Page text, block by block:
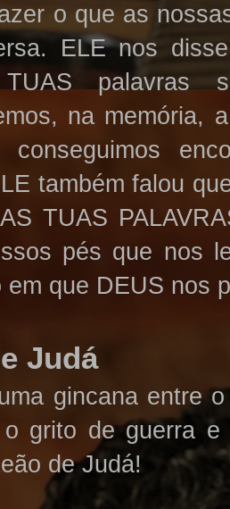
o que as
ELE nos
palavras
na memória,
também falou
TUAS
pés que nos
em que DEUS nos
Judá
gincana entre
grito de guerra
de Judá!